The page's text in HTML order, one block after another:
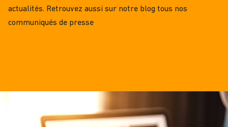
actualités. Retrouvez aussi sur notre blog tous nos
communiqués de presse